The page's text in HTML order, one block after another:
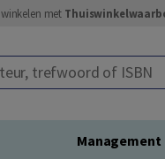
met
trefwoord of ISBN
Management